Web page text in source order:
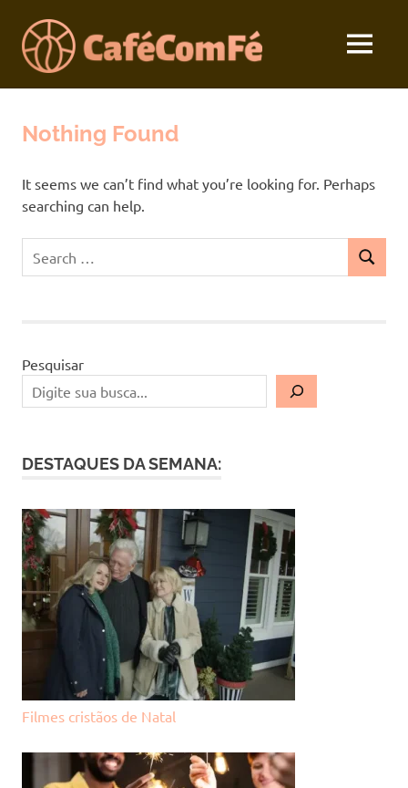
content
Café
com
Fé
MENU
Nothing Found
It seems we can’t find what you’re looking for. Perhaps
searching can help.
for:
SEARCH
Pesquisar
DESTAQUES DA SEMANA:
Filmes cristãos de Natal